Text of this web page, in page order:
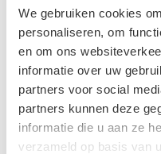
We gebruiken cookies
personaliseren, om
en om ons
informatie over uw
partners voor social
partners kunnen deze
informatie die u aan ze
verzameld op basis van
er kunnen scheuren in de
vuil niet meer kan worden
goed te kunnen doen is
te vervangen voor nieuwe
geen spatlappen heeft
beschermen tegen vuil
het rijden, dan kun je